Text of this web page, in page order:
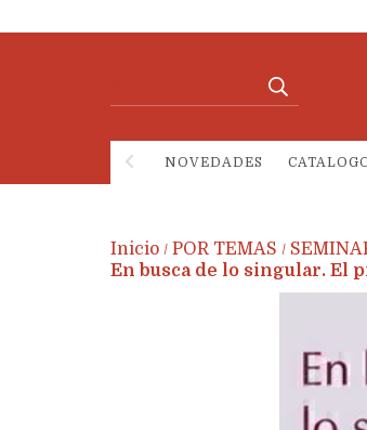
NOVEDADES
Inicio / POR TEMAS /
En busca de lo singular. El